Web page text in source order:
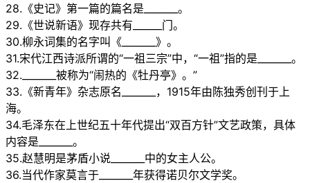
28.《史记》第一篇的篇名是_______。
29.《世说新语》现存共有______门。
30.柳永词集的名字叫《_______》。
31.宋代江西诗派所谓的“一祖三宗”中，“一祖”指的是_______。
32._______被称为“闹热的《牡丹亭》。”
33.《新青年》杂志原名_______，1915年由陈独秀创刊于上
海。
34.毛泽东在上世纪五十年代提出“双百方针”文艺政策，具体
内容是_______。
35.赵慧明是茅盾小说_______中的女主人公。
36.当代作家莫言于_______年获得诺贝尔文学奖。